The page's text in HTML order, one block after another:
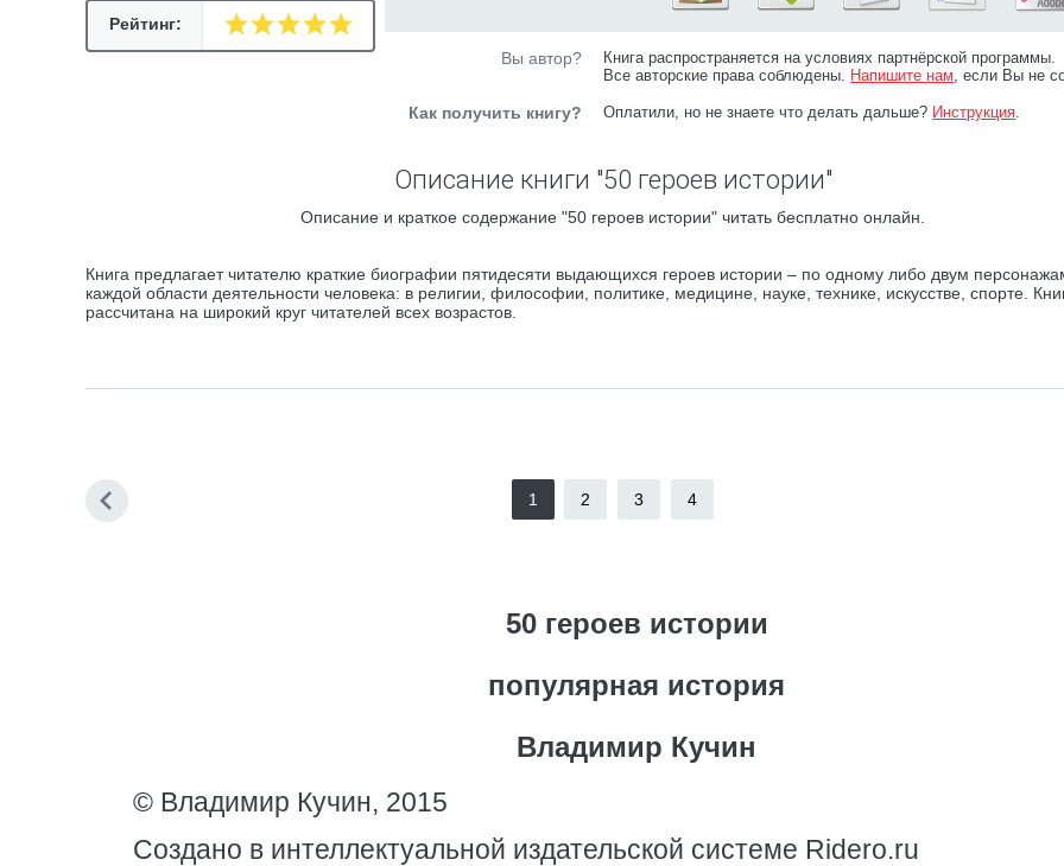
Рейтинг:
Вы автор?
Книга распространяется на условиях партнёрской программы.
Все авторские права соблюдены. Напишите нам, если Вы не
Как получить книгу? Оплатили, но не знаете что делать дальше? Инструкция.
Описание книги "50 героев истории"
Описание и краткое содержание "50 героев истории" читать бесплатно онлайн.
Книга предлагает читателю краткие биографии пятидесяти выдающихся героев истории – по одному либо двум
каждой области деятельности человека: в религии, философии, политике, медицине, науке, технике, искусстве, спорте.
рассчитана на широкий круг читателей всех возрастов.
1 2 3 4
50 героев истории
популярная история
Владимир Кучин
© Владимир Кучин, 2015
Создано в интеллектуальной издательской системе Ridero.ru